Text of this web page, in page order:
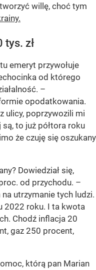
willę, choć tym
tys. zł
emeryt przywołuje
od którego
–
opodatkowania.
ulicy, poprzywozili mi
to już półtora roku
że czuję się oszukany
Dowiedział się,
od przychodu. –
utrzymanie tych ludzi.
2022 roku. I ta kwota
Chodź inflacja 20
gaz 250 procent,
którą pan Marian